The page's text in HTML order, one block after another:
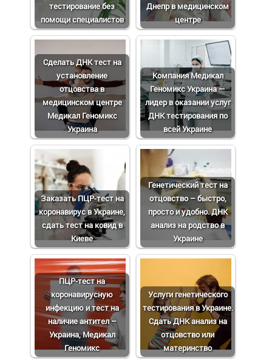
тестирование без
помощи специалистов
Днепр в медицинском
центре
Сделать ДНК тест на
установление
отцовства в
медицинском центре
Медикал Геномикс
Украина
Компания Медикал
Геномикс Украина —
лидер в оказании услуг
ДНК тестирования по
всей Украине
Заказать ПЦР-тест на
коронавирус в Украине,
сдать тест на ковид в
Киеве
Генетический тест на
отцовство – быстро,
просто и удобно. ДНК
анализ на родство в
Украине
ПЦР-тест на
коронавирусную
инфекцию и тест на
наличие антител –
Украина, Медикал
Геномикс
Услуги генетического
тестирования в Украине.
Сдать ДНК анализ на
отцовство или
материнство